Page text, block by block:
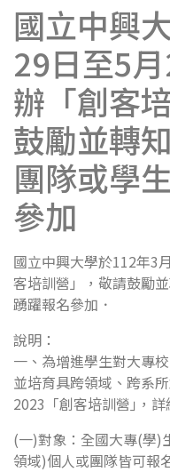
國立中興
29日至5
辦「創客
鼓勵並轉
團隊或學
參加
國立中興大學於112年3
客培訓營」，敬請鼓勵
踴躍報名參加．
說明：
一、為增進學生對大專
並培育具跨領域、跨系
2023「創客培訓營｣，詳
(一)對象：全國大專(學)
領域)個人或團隊皆可報